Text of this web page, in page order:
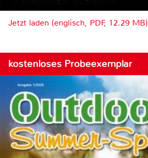
Jetzt laden (englisch, PDF, 12.29 MB)
kostenloses Probeexemplar